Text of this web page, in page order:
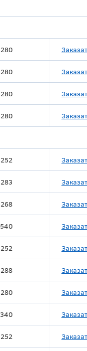
280
280
280
280
252
283
268
540
252
288
280
340
252